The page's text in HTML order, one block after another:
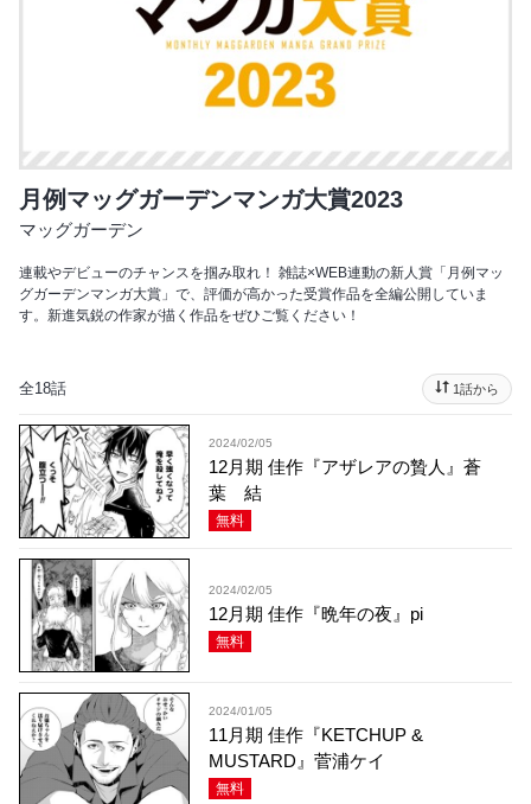
月例マッグガーデンマンガ大賞2023
マッグガーデン
連載やデビューのチャンスを掴み取れ！ 雑誌×WEB連動の新人賞「月例マッ
グガーデンマンガ大賞」で、評価が高かった受賞作品を全編公開していま
す。新進気鋭の作家が描く作品をぜひご覧ください！
全18話 1話から
2024/02/05
12月期 佳作『アザレアの贄人』蒼
葉 結
無料
2024/02/05
12月期 佳作『晩年の夜』pi
無料
2024/01/05
11月期 佳作『KETCHUP &
MUSTARD』菅浦ケイ
無料